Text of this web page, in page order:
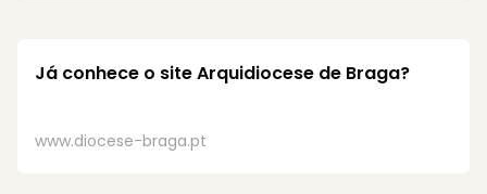
Já conhece o siteArquidiocese de Braga?
www.diocese-braga.pt